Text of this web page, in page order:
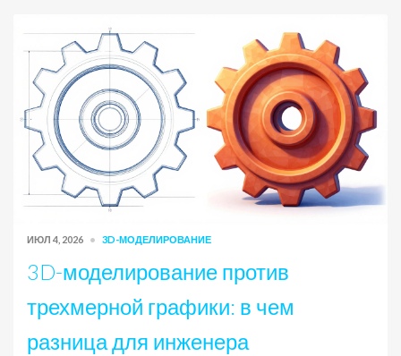
ИЮЛ 4, 2026 3D-МОДЕЛИРОВАНИЕ
3D-моделирование против
трехмерной графики: в чем
разница для инженера